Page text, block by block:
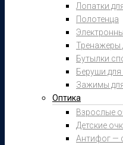
Лопатки
Полотенца
Тренажеры
Бутылки
Беруши
Зажимы
Оптика
Взрослые
Детские
Антифог —